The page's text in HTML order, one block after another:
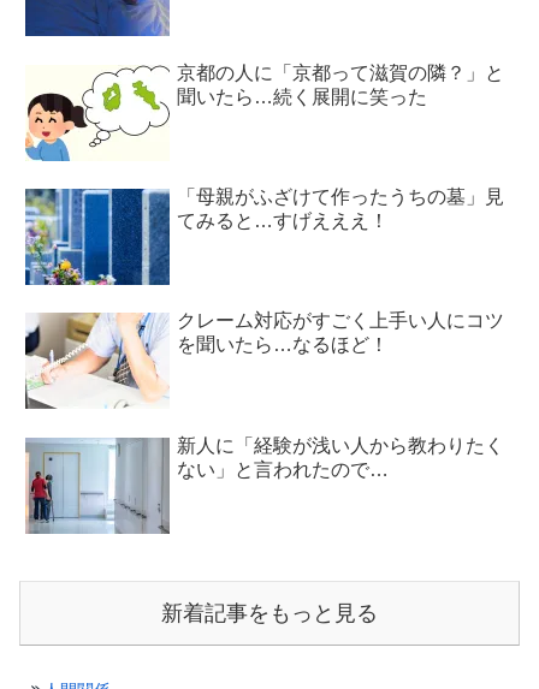
京都の人に「京都って滋賀の隣？」と
聞いたら…続く展開に笑った
「母親がふざけて作ったうちの墓」見
てみると…すげえええ！
クレーム対応がすごく上手い人にコツ
を聞いたら…なるほど！
新人に「経験が浅い人から教わりたく
ない」と言われたので…
新着記事をもっと見る